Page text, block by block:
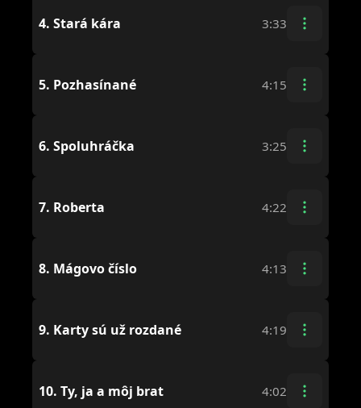
4. Stará kára 3:33
5. Pozhasínané 4:15
6. Spoluhráčka 3:25
7. Roberta 4:22
8. Mágovo číslo 4:13
9. Karty sú už rozdané 4:19
10. Ty, ja a môj brat 4:02